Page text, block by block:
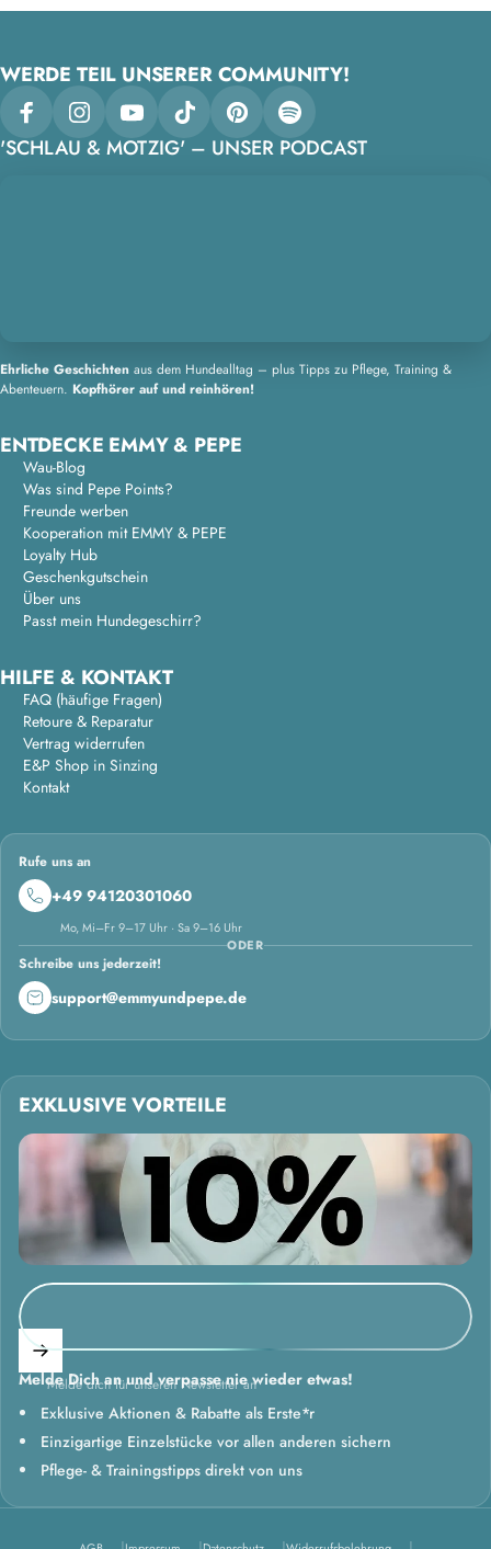
WERDE TEIL UNSERER COMMUNITY!
FacebookInstagramYouTubeTikTok PinterestSpotify
'SCHLAU & MOTZIG' – UNSER PODCAST
Ehrliche Geschichten aus dem Hundealltag – plus Tipps zu Pflege, Training &
Abenteuern. Kopfhörer auf und reinhören!
ENTDECKE EMMY & PEPE
Wau-Blog
Was sind Pepe Points?
Freunde werben
Kooperation mit EMMY & PEPE
Loyalty Hub
Geschenkgutschein
Über uns
Passt mein Hundegeschirr?
HILFE & KONTAKT
FAQ (häufige Fragen)
Retoure & Reparatur
Vertrag widerrufen
E&P Shop in Sinzing
Kontakt
Rufe uns an
+49 94120301060
Mo, Mi–Fr 9–17 Uhr · Sa 9–16 Uhr
ODER
Schreibe uns jederzeit!
support@emmyundpepe.de
EXKLUSIVE VORTEILE
Melde dich für unseren Newsletter an
Melde Dich an und verpasse nie wieder etwas!
Exklusive Aktionen & Rabatte als Erste*r
Einzigartige Einzelstücke vor allen anderen sichern
Pflege- & Trainingstipps direkt von uns